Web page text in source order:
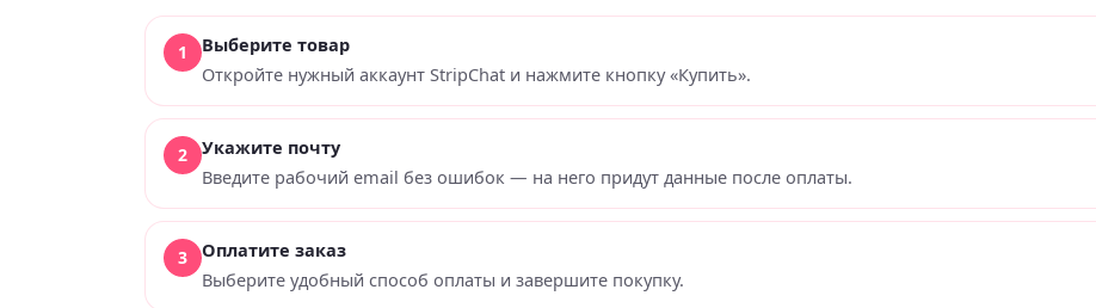
Выберите товар
Откройте нужный аккаунт StripChat и нажмите кнопку «Купить».
Укажите почту
Введите рабочий email без ошибок — на него придут данные после оплаты.
Оплатите заказ
Выберите удобный способ оплаты и завершите покупку.